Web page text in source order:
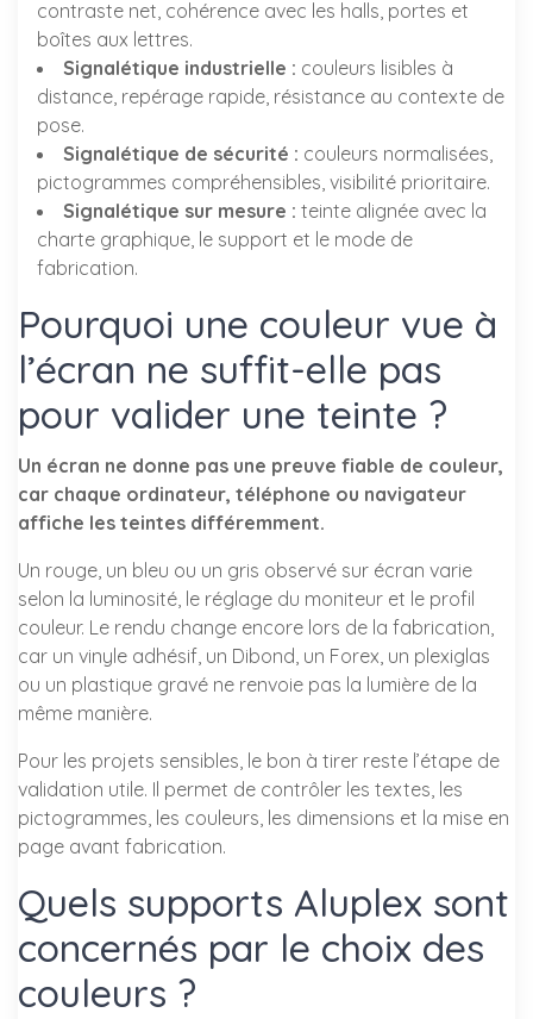
contraste net, cohérence avec les halls, portes et
boîtes aux lettres.
Signalétique industrielle : couleurs lisibles à
distance, repérage rapide, résistance au contexte de
pose.
Signalétique de sécurité : couleurs normalisées,
pictogrammes compréhensibles, visibilité prioritaire.
Signalétique sur mesure : teinte alignée avec la
charte graphique, le support et le mode de
fabrication.
Pourquoi une couleur vue à
l’écran ne suffit-elle pas
pour valider une teinte ?
Un écran ne donne pas une preuve fiable de couleur,
car chaque ordinateur, téléphone ou navigateur
affiche les teintes différemment.
Un rouge, un bleu ou un gris observé sur écran varie
selon la luminosité, le réglage du moniteur et le profil
couleur. Le rendu change encore lors de la fabrication,
car un vinyle adhésif, un Dibond, un Forex, un plexiglas
ou un plastique gravé ne renvoie pas la lumière de la
même manière.
Pour les projets sensibles, le bon à tirer reste l’étape de
validation utile. Il permet de contrôler les textes, les
pictogrammes, les couleurs, les dimensions et la mise en
page avant fabrication.
Quels supports Aluplex sont
concernés par le choix des
couleurs ?